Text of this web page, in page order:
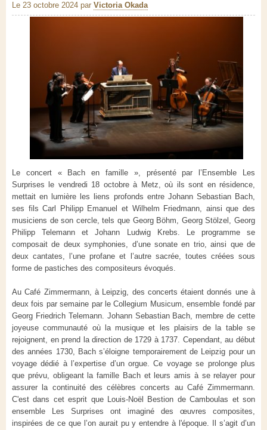
Le 23 octobre 2024 par Victoria Okada
Le concert « Bach en famille », présenté par l’Ensemble Les
Surprises le vendredi 18 octobre à Metz, où ils sont en résidence,
mettait en lumière les liens profonds entre Johann Sebastian Bach,
ses fils Carl Philipp Emanuel et Wilhelm Friedmann, ainsi que des
musiciens de son cercle, tels que Georg Böhm, Georg Stölzel, Georg
Philipp Telemann et Johann Ludwig Krebs. Le programme se
composait de deux symphonies, d’une sonate en trio, ainsi que de
deux cantates, l’une profane et l’autre sacrée, toutes créées sous
forme de pastiches des compositeurs évoqués.
Au Café Zimmermann, à Leipzig, des concerts étaient donnés une à
deux fois par semaine par le Collegium Musicum, ensemble fondé par
Georg Friedrich Telemann. Johann Sebastian Bach, membre de cette
joyeuse communauté où la musique et les plaisirs de la table se
rejoignent, en prend la direction de 1729 à 1737. Cependant, au début
des années 1730, Bach s’éloigne temporairement de Leipzig pour un
voyage dédié à l’expertise d’un orgue. Ce voyage se prolonge plus
que prévu, obligeant la famille Bach et leurs amis à se relayer pour
assurer la continuité des célèbres concerts au Café Zimmermann.
C'est dans cet esprit que Louis-Noël Bestion de Camboulas et son
ensemble Les Surprises ont imaginé des œuvres composites,
inspirées de ce que l’on aurait pu y entendre à l'époque. Il s’agit d’un